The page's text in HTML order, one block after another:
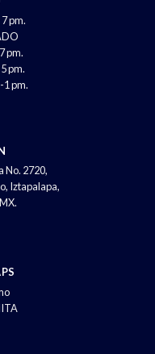
pm.
pm.
pm.
1 pm.
No. 2720,
Iztapalapa,